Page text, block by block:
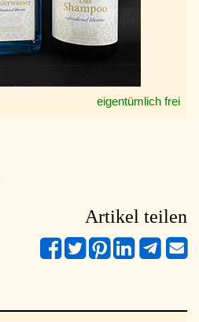
eigentümlich frei
Artikel teilen